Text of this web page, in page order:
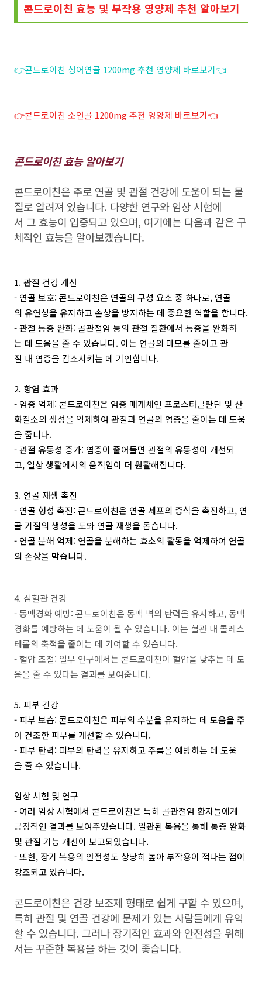
콘드로이친 효능 및 부작용 영양제 추천 알아보기
👉콘드로이친 상어연골 1200mg 추천 영양제 바로보기👈
👉콘드로이친 소연골 1200mg 추천 영양제 바로보기👈
콘드로이친 효능 알아보기
콘드로이친은 주로 연골 및 관절 건강에 도움이 되는 물
질로 알려져 있습니다. 다양한 연구와 임상 시험에
서 그 효능이 입증되고 있으며, 여기에는 다음과 같은 구
체적인 효능을 알아보겠습니다.
1. 관절 건강 개선
- 연골 보호: 콘드로이친은 연골의 구성 요소 중 하나로, 연골
의 유연성을 유지하고 손상을 방지하는 데 중요한 역할을 합니다.
- 관절 통증 완화: 골관절염 등의 관절 질환에서 통증을 완화하
는 데 도움을 줄 수 있습니다. 이는 연골의 마모를 줄이고 관
절 내 염증을 감소시키는 데 기인합니다.
2. 항염 효과
- 염증 억제: 콘드로이친은 염증 매개체인 프로스타글란딘 및 산
화질소의 생성을 억제하여 관절과 연골의 염증을 줄이는 데 도움
을 줍니다.
- 관절 유동성 증가: 염증이 줄어들면 관절의 유동성이 개선되
고, 일상 생활에서의 움직임이 더 원활해집니다.
3. 연골 재생 촉진
- 연골 형성 촉진: 콘드로이친은 연골 세포의 증식을 촉진하고, 연
골 기질의 생성을 도와 연골 재생을 돕습니다.
- 연골 분해 억제: 연골을 분해하는 효소의 활동을 억제하여 연골
의 손상을 막습니다.
4. 심혈관 건강
- 동맥경화 예방: 콘드로이친은 동맥 벽의 탄력을 유지하고, 동맥
경화를 예방하는 데 도움이 될 수 있습니다. 이는 혈관 내 콜레스
테롤의 축적을 줄이는 데 기여할 수 있습니다.
- 혈압 조절: 일부 연구에서는 콘드로이친이 혈압을 낮추는 데 도
움을 줄 수 있다는 결과를 보여줍니다.
5. 피부 건강
- 피부 보습: 콘드로이친은 피부의 수분을 유지하는 데 도움을 주
어 건조한 피부를 개선할 수 있습니다.
- 피부 탄력: 피부의 탄력을 유지하고 주름을 예방하는 데 도움
을 줄 수 있습니다.
임상 시험 및 연구
- 여러 임상 시험에서 콘드로이친은 특히 골관절염 환자들에게
긍정적인 결과를 보여주었습니다. 일관된 복용을 통해 통증 완화
및 관절 기능 개선이 보고되었습니다.
- 또한, 장기 복용의 안전성도 상당히 높아 부작용이 적다는 점이
강조되고 있습니다.
콘드로이친은 건강 보조제 형태로 쉽게 구할 수 있으며,
특히 관절 및 연골 건강에 문제가 있는 사람들에게 유익
할 수 있습니다. 그러나 장기적인 효과와 안전성을 위해
서는 꾸준한 복용을 하는 것이 좋습니다.